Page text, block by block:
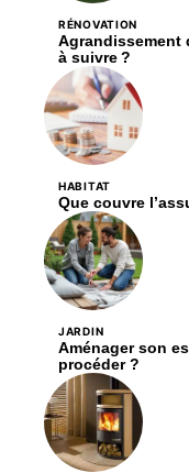
RÉNOVATION
Agrandissement
à suivre ?
HABITAT
Que couvre
JARDIN
Aménager son
procéder ?